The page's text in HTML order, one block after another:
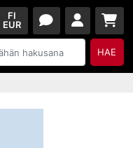
FI
EUR
HAE